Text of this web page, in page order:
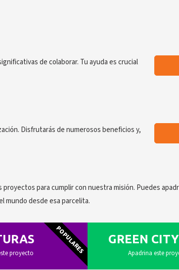
de colaborar. Tu ayuda es crucial
Disfrutarás de numerosos beneficios y,
para cumplir con nuestra misión. Puedes
mundo desde esa parcelita.
proyecto POPULARES GREEN
Apadrina este